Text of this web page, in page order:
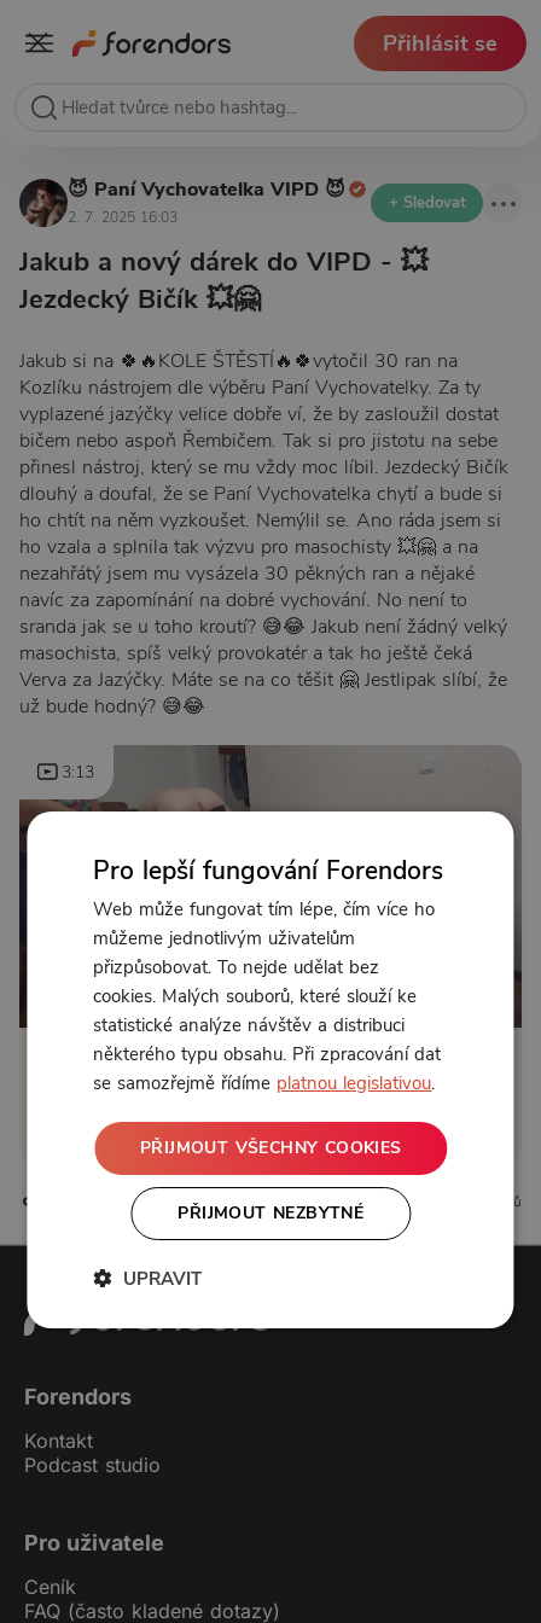
Přihlásit se
😈 Paní Vychovatelka VIPD 😈
2. 7. 2025 16:03
+ Sledovat
Jakub a nový dárek do VIPD - 💥
Jezdecký Bičík 💥🤗
Jakub si na 🍀🔥KOLE ŠTĚSTÍ🔥🍀vytočil 30 ran na
Kozlíku nástrojem dle výběru Paní Vychovatelky. Za ty
vyplazené jazýčky velice dobře ví, že by zasloužil dostat
bičem nebo aspoň Řembičem. Tak si pro jistotu na sebe
přinesl nástroj, který se mu vždy moc líbil. Jezdecký Bičík
dlouhý a doufal, že se Paní Vychovatelka chytí a bude si
ho chtít na něm vyzkoušet. Nemýlil se. Ano ráda jsem si
ho vzala a splnila tak výzvu pro masochisty 💥🤗 a na
nezahřátý jsem mu vysázela 30 pěkných ran a nějaké
navíc za zapomínání na dobré vychování. No není to
sranda jak se u toho kroutí? 😅😂 Jakub není žádný velký
masochista, spíš velký provokatér a tak ho ještě čeká
Verva za Jazýčky. Máte se na co těšit 🤗 Jestlipak slíbí, že
už bude hodný? 😅😂
3:13
Od 430 Kč měsíčně nebo 499 Kč jednorázově
Zřídit předplatné
Koupit příspěvek
11 líbí 18 komentářů
Forendors
Kontakt
Podcast studio
Pro uživatele
Ceník
FAQ (často kladené dotazy)
Pro lepší fungování Forendors
Web může fungovat tím lépe, čím více ho
můžeme jednotlivým uživatelům
přizpůsobovat. To nejde udělat bez
cookies. Malých souborů, které slouží ke
statistické analýze návštěv a distribuci
některého typu obsahu. Při zpracování dat
se samozřejmě řídíme platnou legislativou.
PŘIJMOUT VŠECHNY COOKIES
PŘIJMOUT NEZBYTNÉ
UPRAVIT